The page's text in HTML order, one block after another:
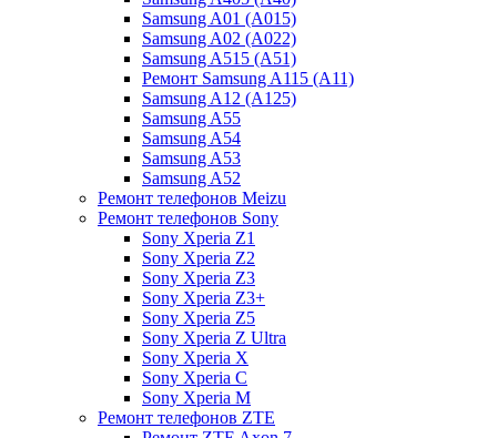
Samsung A01 (A015)
Samsung A02 (A022)
Samsung A515 (A51)
Ремонт Samsung A115 (A11)
Samsung A12 (A125)
Samsung A55
Samsung A54
Samsung A53
Samsung A52
Ремонт телефонов Meizu
Ремонт телефонов Sony
Sony Xperia Z1
Sony Xperia Z2
Sony Xperia Z3
Sony Xperia Z3+
Sony Xperia Z5
Sony Xperia Z Ultra
Sony Xperia X
Sony Xperia C
Sony Xperia M
Ремонт телефонов ZTE